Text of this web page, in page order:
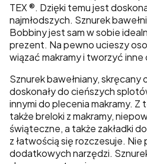
TEX ®. Dzięki temu jest
najmłodszych. Sznurek
Bobbiny jest sam w sobie
prezent. Na pewno ucieszy
wiązać makramy i tworzyć inne
Sznurek bawełniany, skręcany
doskonały do cieńszych
innymi do plecenia makramy. Z
także breloki z makramy,
świąteczne, a także zakładki
z łatwością się rozczesuje.
dodatkowych narzędzi.